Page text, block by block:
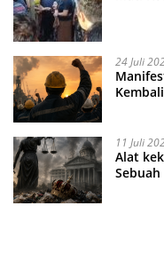
24 Juli
11 Juli
Alat